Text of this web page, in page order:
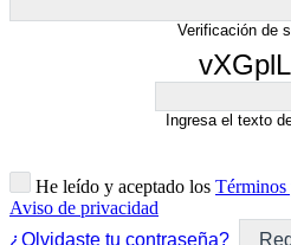
Verificación de
vXGplL
Ingresa el texto
He leído y aceptado los Términos
Aviso de privacidad
¿Olvidaste tu contraseña?